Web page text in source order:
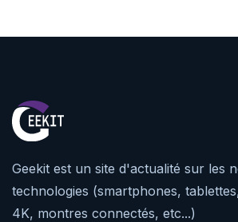
Geekit est un site d'actualité sur les
technologies (smartphones,
4K, montres connectés, etc...)